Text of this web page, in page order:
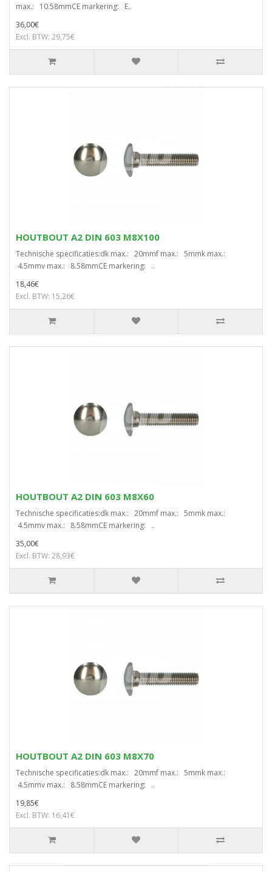
max.: 10.58mmCE markering: E..
36,00€
Excl. BTW: 29,75€
HOUTBOUT A2 DIN 603 M8X100
Technische specificaties:dk max.: 20mmf max.: 5mmk max.:
4.5mmv max.: 8.58mmCE markering: ..
18,46€
Excl. BTW: 15,26€
HOUTBOUT A2 DIN 603 M8X60
Technische specificaties:dk max.: 20mmf max.: 5mmk max.:
4.5mmv max.: 8.58mmCE markering: ..
35,00€
Excl. BTW: 28,93€
HOUTBOUT A2 DIN 603 M8X70
Technische specificaties:dk max.: 20mmf max.: 5mmk max.:
4.5mmv max.: 8.58mmCE markering: ..
19,85€
Excl. BTW: 16,41€